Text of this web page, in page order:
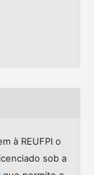
à REUFPI o
sob a